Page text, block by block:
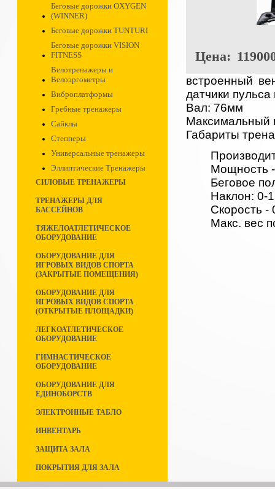
Беговые дорожки OXYGEN
(WINNER)
Беговые дорожки TUNTURI
Беговые дорожки VISION
FITNESS
Велотренажеры и
Велоэргометры
Виброплатформы
Гребные тренажеры
Сайклы
Степперы
Универсальные тренажеры
Эллиптические Тренажеры
СИЛОВЫЕ ТРЕНАЖЕРЫ
ТРЕНАЖЕРЫ ДЛЯ
БАССЕЙНОВ
ТЯЖЕЛОАТЛЕТИЧЕСКОЕ
ОБОРУДОВАНИЕ
ОБОРУДОВАНИЕ ДЛЯ
ИГРОВЫХ ВИДОВ СПОРТА
(ЗАКРЫТЫЕ ПОМЕЩЕНИЯ)
ОБОРУДОВАНИЕ ДЛЯ
ИГРОВЫХ ВИДОВ СПОРТА
(ОТКРЫТЫЕ ПЛОЩАДКИ)
ЛЕГКОАТЛЕТИЧЕСКОЕ
ОБОРУДОВАНИЕ
ГИМНАСТИЧЕСКОЕ
ОБОРУДОВАНИЕ
ОБОРУДОВАНИЕ ДЛЯ
ЕДИНОБОРСТВ
ЭЛЕКТРОННЫЕ ТАБЛО
ИНВЕНТАРЬ
ЗАЩИТА ЗАЛА
ПОКРЫТИЯ ДЛЯ ЗАЛА
Цена:
встроенный
датчики
Габариты
Мощность
Беговое
Наклон: 0-
Скорость -
Макс. вес